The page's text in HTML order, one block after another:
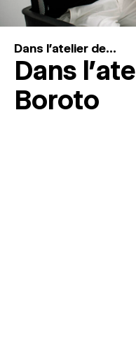
Dans l'atelier de...
Dans
Boroto